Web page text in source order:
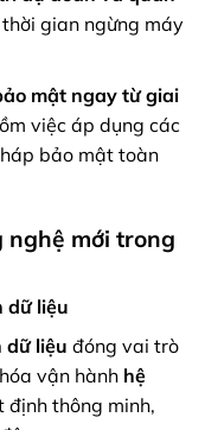
gian ngừng máy
mật ngay từ giai
việc áp dụng các
bảo mật toàn
nghệ mới trong
dữ liệu
dữ liệu đóng vai trò
vận hành hệ
thông minh,